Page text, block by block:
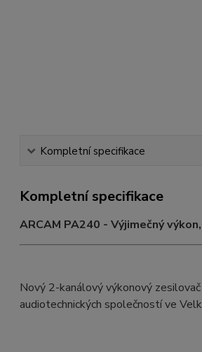
Kompletní specifikace
Kompletní specifikace
ARCAM PA240 - Výjimečný
Nový 2-kanálový výkonový
audiotechnických společností ve